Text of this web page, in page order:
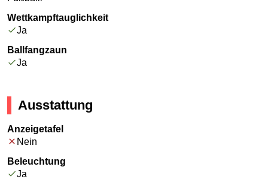
Wettkampftauglichkeit
Ja
Ballfangzaun
Ja
Ausstattung
Anzeigetafel
Nein
Beleuchtung
Ja